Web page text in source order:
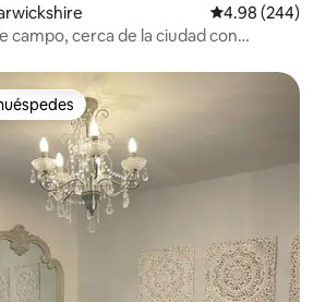
Calificación
4.98 (244)
campo, cerca de la ciudad con
preferido